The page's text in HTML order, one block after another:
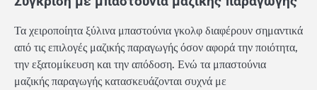
Τα χειροποίητα ξύλινα μπαστούνια γκολφ διαφέρουν σημαντικά
από τις επιλογές μαζικής παραγωγής όσον αφορά την ποιότητα,
την εξατομίκευση και την απόδοση. Ενώ τα μπαστούνια
μαζικής παραγωγής κατασκευάζονται συχνά με